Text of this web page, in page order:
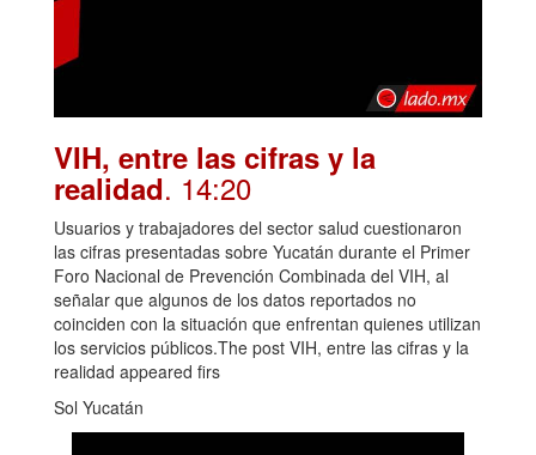
VIH, entre las cifras y la
realidad. 14:20
Usuarios y trabajadores del sector salud cuestionaron
las cifras presentadas sobre Yucatán durante el Primer
Foro Nacional de Prevención Combinada del VIH, al
señalar que algunos de los datos reportados no
coinciden con la situación que enfrentan quienes utilizan
los servicios públicos.The post VIH, entre las cifras y la
realidad appeared firs
Sol Yucatán